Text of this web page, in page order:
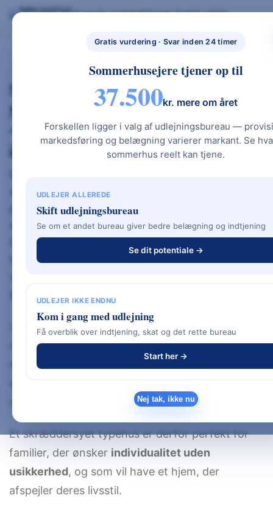
Gratis vurdering · Svar inden 24 timer
Sommerhusejere tjener op til
37.500kr. mere om året
Forskellen ligger i valg af udlejningsbureau —
markedsføring og belægning varierer markant. Se
sommerhus reelt kan tjene.
UDLEJER ALLEREDE
Skift udlejningsbureau
Se om et andet bureau giver bedre belægning og indtjening
Se dit potentiale →
UDLEJER IKKE ENDNU
Kom i gang med udlejning
Få overblik over indtjening, skat og det rette bureau
Start her →
Nej tak, ikke nu
NYBYGGETHU
BYG NYT HUS & UDLEJ DIT SOMMERHUS – GUIDES, PRISER OG BEREGNERE".BYG NYT HUS SOMMERHUS GUIDE 2026
Skræddersyet Typehus – Når
Standardløsninger Ikke Er Nok
der drømmer om et unikt hjem, der passer
præcis til din families behov, grundens
udformning og din personlige stil.
Det kombinerer det bedste fra to verdener:
friheden ved et arkitekttegnet hus og trygheden
I stedet for at vælge en standardmodel, får du
mulighed for at ændre plantegning, facade,
materialer, vinduer, tag og indretning – alt
Et skræddersyet typehus er derfor perfekt for
familier, der ønsker individualitet uden
usikkerhed, og som vil have et hjem, der
afspejler deres livsstil.